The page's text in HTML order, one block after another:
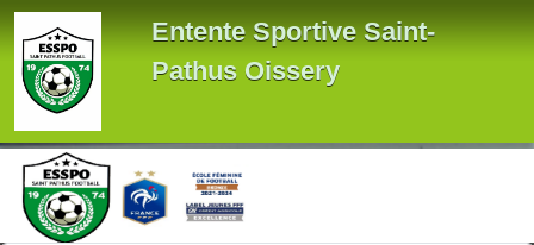
Entente Sportive Saint-
Pathus Oissery
Panneau de gestion des cookies